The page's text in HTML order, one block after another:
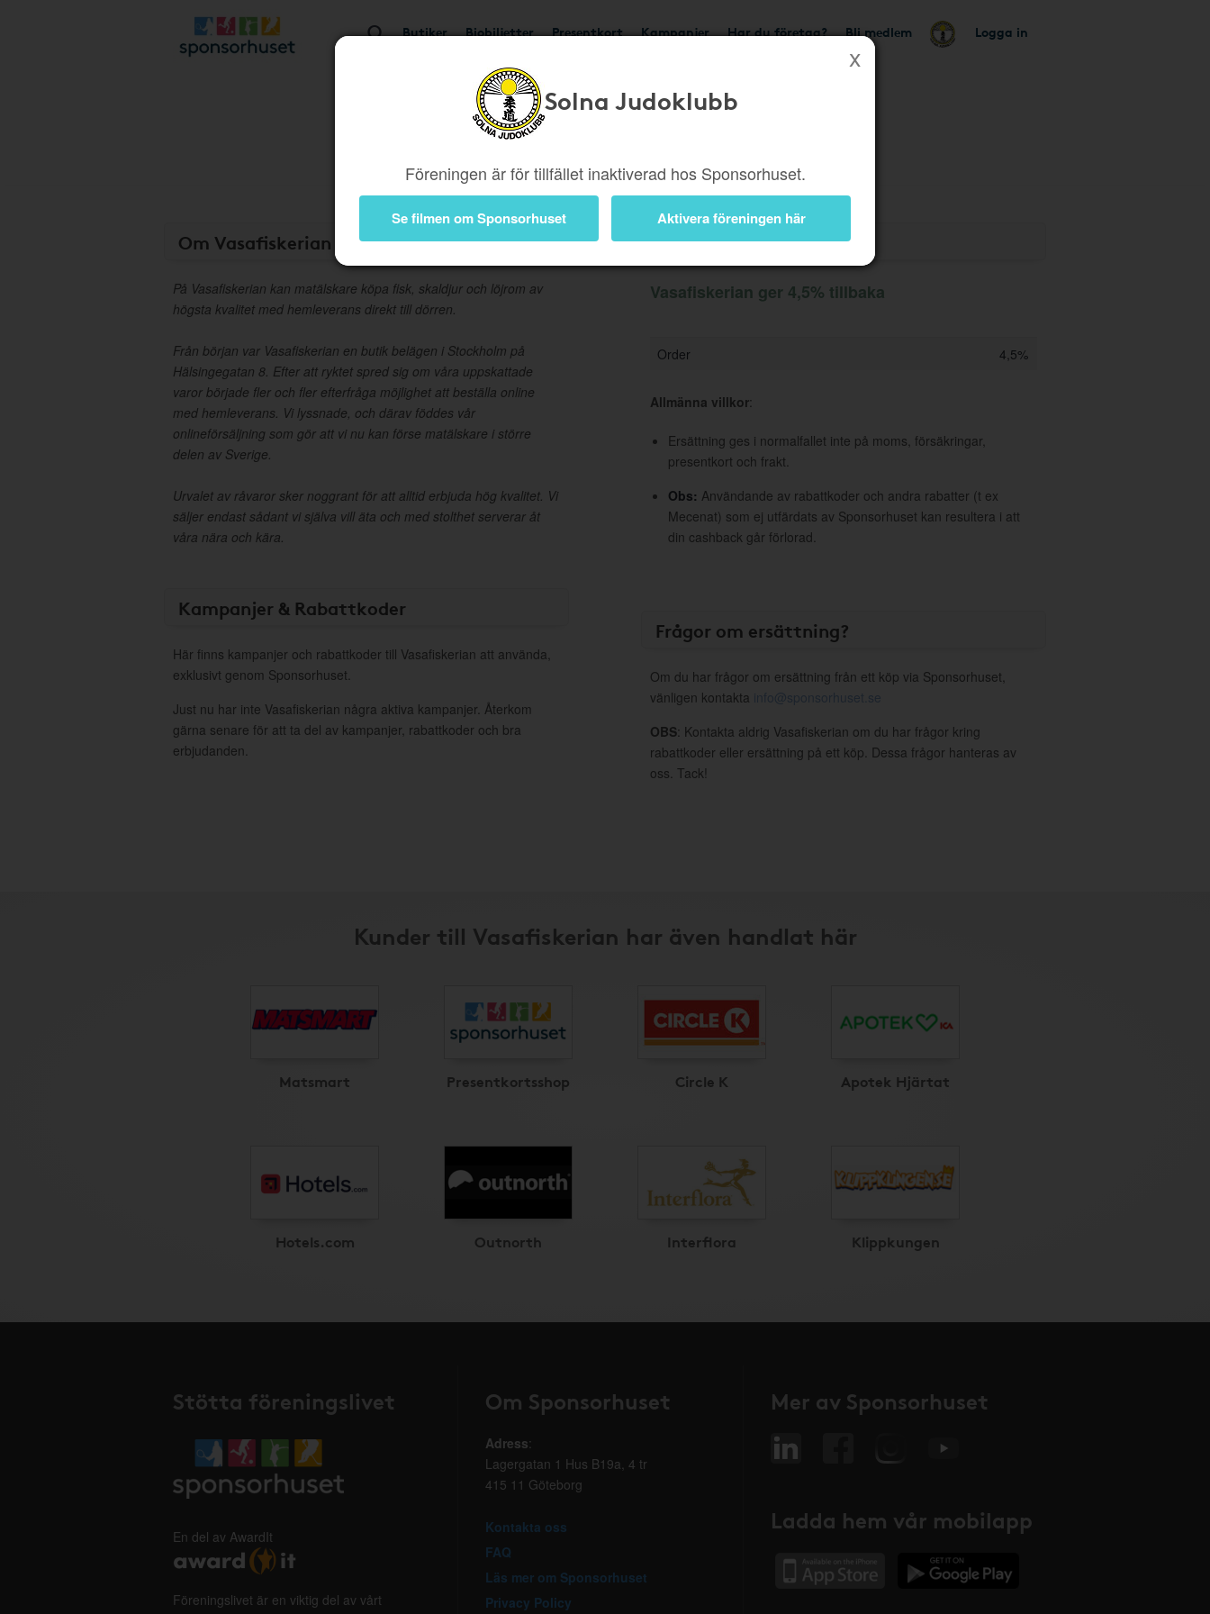
Butiker Biobiljetter Presentkort Kampanjer Har du företag? Bli medlem Logga in
Solna Judoklubb
Föreningen är för tillfället inaktiverad hos Sponsorhuset.
Se filmen om Sponsorhuset Aktivera föreningen här
Om Vasafiskerian
På Vasafiskerian kan matälskare köpa fisk, skaldjur och löjrom av
högsta kvalitet med hemleverans direkt till dörren.
Från början var Vasafiskerian en butik belägen i Stockholm på
Hälsingegatan 8. Efter att ryktet spred sig om våra uppskattade
varor började fler och fler efterfråga möjlighet att beställa online
med hemleverans. Vi lyssnade, och därav föddes vår
onlineförsäljning som gör att vi nu kan förse matälskare i större
delen av Sverige.
Urvalet av råvaror sker noggrant för att alltid erbjuda hög kvalitet. Vi
säljer endast sådant vi själva vill äta och med stolthet serverar åt
våra nära och kära.
Kampanjer & Rabattkoder
Här finns kampanjer och rabattkoder till Vasafiskerian att använda,
exklusivt genom Sponsorhuset.
Just nu har inte Vasafiskerian några aktiva kampanjer. Återkom
gärna senare för att ta del av kampanjer, rabattkoder och bra
erbjudanden.
Information
Vasafiskerian ger 4,5% tillbaka
Order 4,5%
Allmänna villkor:
Ersättning ges i normalfallet inte på moms, försäkringar,
presentkort och frakt.
Obs: Användande av rabattkoder och andra rabatter (t ex
Mecenat) som ej utfärdats av Sponsorhuset kan resultera i att
din cashback går förlorad.
Frågor om ersättning?
Om du har frågor om ersättning från ett köp via Sponsorhuset,
vänligen kontakta info@sponsorhuset.se
OBS: Kontakta aldrig Vasafiskerian om du har frågor kring
rabattkoder eller ersättning på ett köp. Dessa frågor hanteras av
oss. Tack!
Kunder till Vasafiskerian har även handlat här
Matsmart Presentkortsshop Circle K Apotek Hjärtat
Hotels.com Outnorth Interflora Klippkungen
Stötta föreningslivet
En del av AwardIt
Föreningslivet är en viktig del av vårt
Om Sponsorhuset
Adress:
Lagergatan 1 Hus B19a, 4 tr
415 11 Göteborg
Kontakta oss
FAQ
Läs mer om Sponsorhuset
Privacy Policy
Mer av Sponsorhuset
Ladda hem vår mobilapp